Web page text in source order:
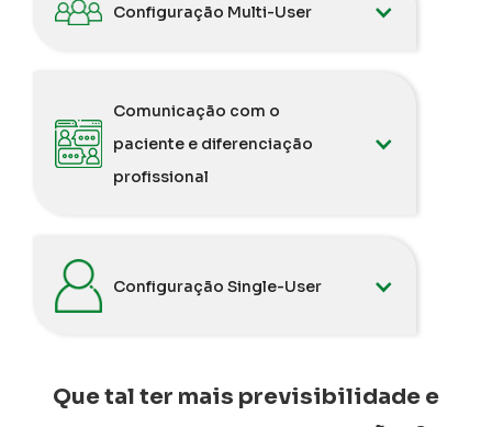
Configuração Multi-User
Comunicação com o
paciente e diferenciação
profissional
Configuração Single-User
Que tal ter mais previsibilidade e